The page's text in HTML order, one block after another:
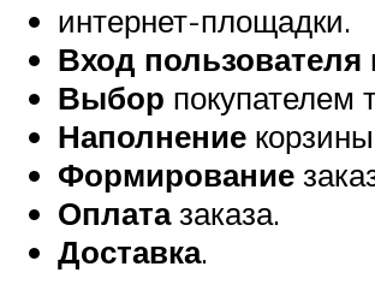
интернет-площадки.
Вход пользователя
Выбор покупателем
Наполнение
Формирование
Оплатазаказа.
Доставка.